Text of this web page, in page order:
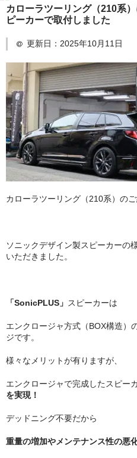
トヨタ
日産
スバル
アクセス
お問い合わせ
カローラツーリング（210系
ピーカーで取付しました
更新日： 2025年10月11日
カローラツーリング（210系）のご
ソニックデザイン製スピーカーの
いただきました。
「SonicPLUS」 スピーカーは
エンクロージャ方式（BOX構造）
ジです。
様々なメリットが有りますが、
エンクロージャで完成したスピー
を実現！
デッドニング不要だから
重量の増加やメンテナンス性の悪